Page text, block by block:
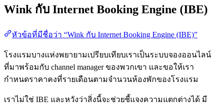
Wink กับ Internet Booking Engine (IBE)
หัวข้อที่มีชื่อว่า “Wink กับ Internet Booking Engine (IBE)”
โรงแรมบางแห่งพยายามเปรียบเทียบเราเป็นระบบจองออนไลน์
ที่มาพร้อมกับ channel manager ของพวกเขา และขอให้เรา
กำหนดราคาคงที่รายเดือนตามจำนวนห้องพักของโรงแรม
เราไม่ใช่ IBE และหวังว่าสิ่งนี้จะช่วยชี้แจงความแตกต่างได้ มี